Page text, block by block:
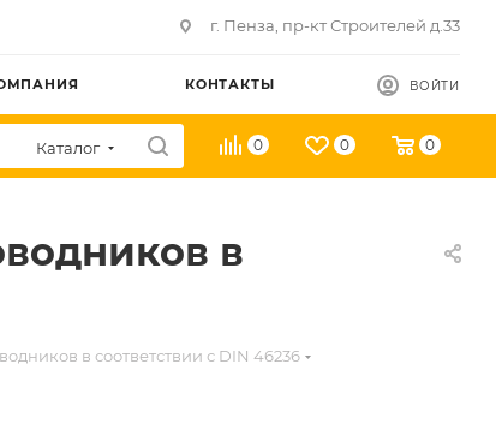
г. Пенза, пр-кт Строителей д.33
КОНТАКТЫ ВОЙТИ
Каталог 0 0 0
в
в соответствии с DIN 46236